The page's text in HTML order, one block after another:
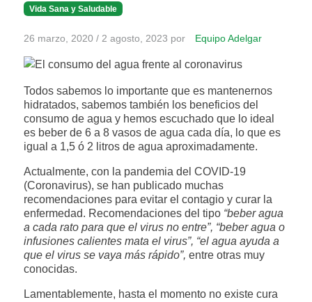
Vida Sana y Saludable
26 marzo, 2020 / 2 agosto, 2023 por Equipo Adelgar
Todos sabemos lo importante que es mantenernos
hidratados, sabemos también los beneficios del
consumo de agua y hemos escuchado que lo ideal
es beber de 6 a 8 vasos de agua cada día, lo que es
igual a 1,5 ó 2 litros de agua aproximadamente.
Actualmente, con la pandemia del COVID-19
(Coronavirus), se han publicado muchas
recomendaciones para evitar el contagio y curar la
enfermedad. Recomendaciones del tipo “beber agua
a cada rato para que el virus no entre”, “beber agua o
infusiones calientes mata el virus”, “el agua ayuda a
que el virus se vaya más rápido”, entre otras muy
conocidas.
Lamentablemente, hasta el momento no existe cura